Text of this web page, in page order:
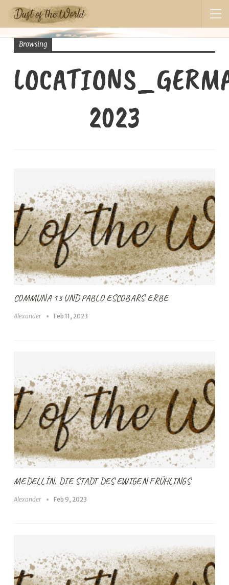
Browsing
2023
COMMUNA 13 UND PABLO ESCOBARS ERBE
Alexander Feb 11, 2023
MEDELLÍN, DIE STADT DES EWIGEN FRÜHLINGS
Alexander Feb 9, 2023